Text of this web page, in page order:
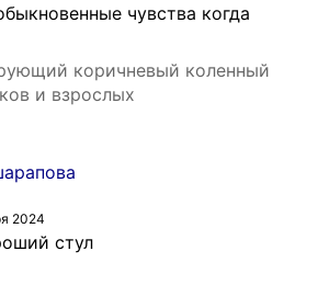
чувства когда
коричневый коленный
и взрослых
2024
стул